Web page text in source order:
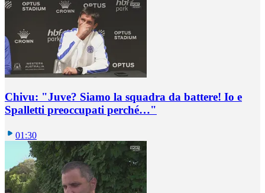
Chivu: "Juve? Siamo la squadra da battere! Io e
Spalletti preoccupati perché…"
01:30